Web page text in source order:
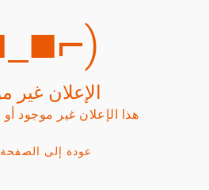
الإعلان غير
هذا الإعلان غير موجود
عودة إلى الصفحة